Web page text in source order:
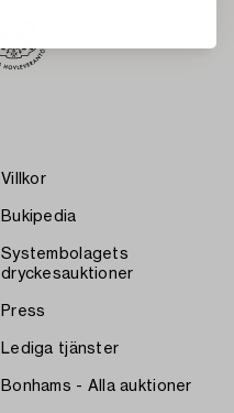
Villkor
Bukipedia
Systembolagets
dryckesauktioner
Press
Lediga tjänster
Bonhams - Alla auktioner